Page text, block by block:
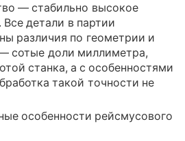
— стабильно высокое
Все детали в партии
различия по геометрии и
сотые доли миллиметра,
станка, а с особенностями
такой точности не
особенности рейсмусового